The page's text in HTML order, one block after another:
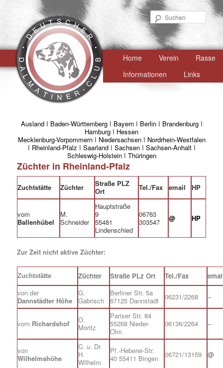
Hauptmenü
Zum
primären
Home Verein
Rasse
Informationen
Links
AuslandI Baden-WürttembergI BayernI BerlinI BrandenburgI
Hamburg I Hessen
Mecklenburg-VorpommernI NiedersachsenI Nordrhein-Westfalen
I Rheinland-Pfalz I SaarlandI SachsenI Sachsen-AnhaltI
Schleswig-HolsteinI Thüringen
Züchter in Rheinland-Pfalz
Zuchtstätte Züchter
Straße PLZ
Ort
Tel./Fax email HP
vom
Ballenhübel
M.
Schneider
Hauptstraße
9
55481
Lindenschied
06763
303547
@ HP
Zur Zeit nicht aktive Züchter:
Zuchtstätte Züchter Straße PLz Ort Tel./Fax
von der
Dannstädter Höhe
G.
Gabrisch
Berliner Str. 5a
67125 Dannstadt
06231/2268 −
vom Richardshof
O.
Moritz
Pariser Str. 84
55268 Nieder-
Olm
06136/2264 −
von
Wilhelmshöhe
C. u. Dr.
H.
Wilhelm
Pf.-Heberer-Str.
40 55411 Bingen
06721/13159 @